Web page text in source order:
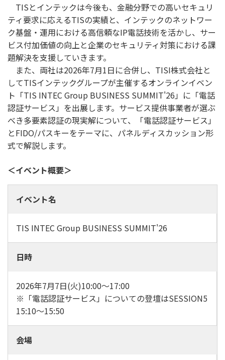
TISとインテックは今後も、金融分野での高いセキュリ
ティ要求に応えるTISの実績と、インテックのネットワー
ク基盤・運用における高信頼なIP電話技術を活かし、サー
ビス付加価値の向上と企業のセキュリティ対策における課
題解決を支援していきます。
また、両社は2026年7月1日に合併し、TISI株式会社と
してTISインテックグループが主催するオンラインイベン
ト「TIS INTEC Group BUSINESS SUMMIT'26」に「電話
認証サービス」を出展します。サービス提供事業者が選ぶ
べき多要素認証の現実解について、「電話認証サービス」
とFIDO/パスキーをテーマに、パネルディスカッション形
式で解説します。
＜イベント概要＞
イベント名
TIS INTEC Group BUSINESS SUMMIT'26
日時
2026年7月7日(火)10:00～17:00
※「電話認証サービス」についての登壇はSESSION5
15:10～15:50
会場